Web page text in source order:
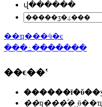
վ������
��ҵ���ӵ�ͼ
���߸�������
��ϵ��ʽ
��ҵ���ͣ�˽ӫ��ҵ